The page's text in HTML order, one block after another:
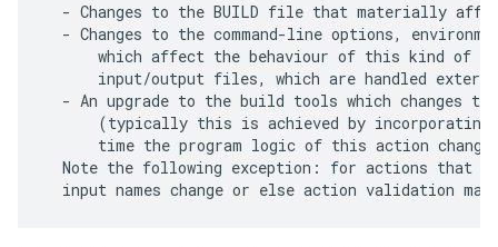
- Changes to the BUILD file that materially
- Changes to the command-line options,
which affect the behaviour of this kind of
input/output files, which are handled
- An upgrade to the build tools which changes
(typically this is achieved by
time the program logic of this action
Note the following exception: for actions that